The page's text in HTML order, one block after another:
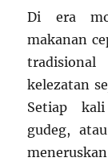
Di era
makanan
kelezatan
Setiap
gudeg,